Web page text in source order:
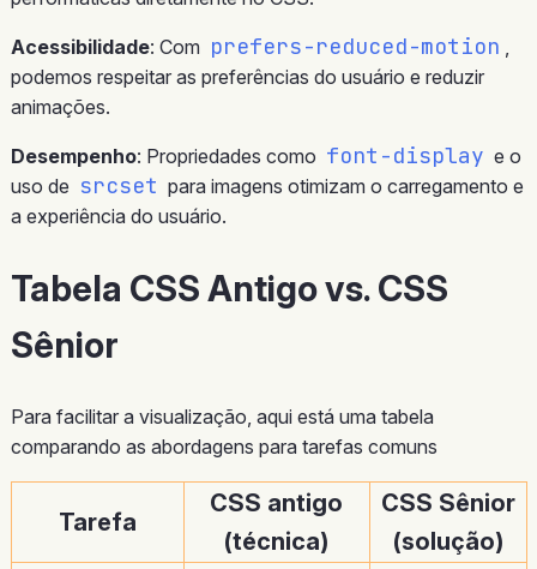
Acessibilidade: Com prefers-reduced-motion
podemos respeitar as preferências do usuário e reduzir
animações.
Desempenho: Propriedades como font-display e o
uso de srcset para imagens otimizam o carregamento e
a experiência do usuário.
Tabela CSS Antigo vs. CSS
Sênior
Para facilitar a visualização, aqui está uma tabela
comparando as abordagens para tarefas comuns
Tarefa
CSS antigo
(técnica)
CSS Sênior
(solução)